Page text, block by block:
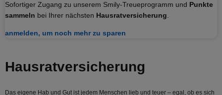
Sofortiger Zugang zu unserem Smily-Treueprogramm und Punkte
sammeln bei Ihrer nächsten Hausratversicherung
anmelden, um noch mehr zu sparen
Hausrat­versicherung
Das eigene Hab und Gut ist jedem Menschen lieb und teuer – egal, ob es sich